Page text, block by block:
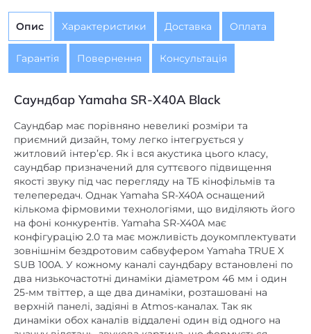
Гарантія
Саундбар має порівняно невеликі розміри та
приємний дизайн, тому легко інтегрується у
житловий інтер’єр. Як і вся акустика цього класу,
саундбар призначений для суттєвого підвищення
якості звуку під час перегляду на ТБ кінофільмів та
телепередач. Однак Yamaha SR-X40A оснащений
кількома фірмовими технологіями, що виділяють його
на фоні конкурентів. Yamaha SR-X40A має
конфігурацію 2.0 та має можливість доукомплектувати
зовнішнім бездротовим сабвуфером Yamaha TRUE X
SUB 100A. У кожному каналі саундбару встановлені по
два низькочастотні динаміки діаметром 46 мм і один
25-мм твіттер, а ще два динаміки, розташовані на
верхній панелі, задіяні в Atmos-каналах. Так як
динаміки обох каналів віддалені один від одного на
значну відстань, звукова картина, що формується
Yamaha, виходить широкою і натуральною. А для